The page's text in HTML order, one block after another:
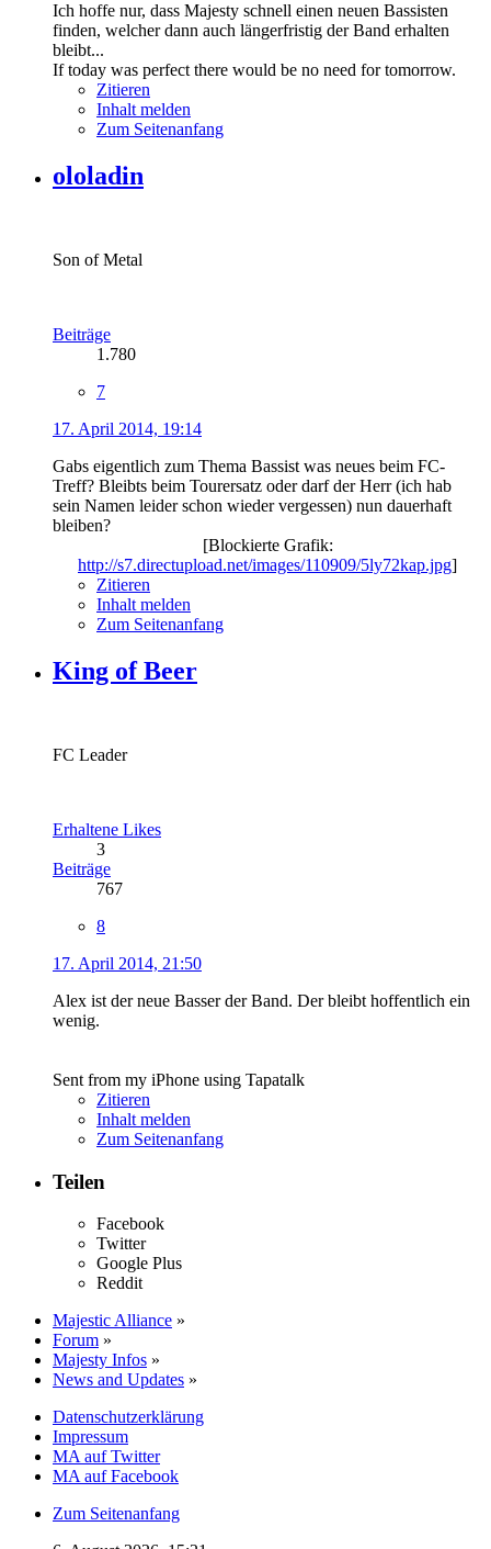
Ich hoffe nur, dass Majesty schnell einen neuen Bassisten
finden, welcher dann auch längerfristig der Band erhalten
bleibt...
If today was perfect there would be no need for tomorrow.
Zitieren
Inhalt melden
Zum Seitenanfang
ololadin
Son of Metal
Beiträge
1.780
7
17. April 2014, 19:14
Gabs eigentlich zum Thema Bassist was neues beim FC-
Treff? Bleibts beim Tourersatz oder darf der Herr (ich hab
sein Namen leider schon wieder vergessen) nun dauerhaft
bleiben?
[Blockierte Grafik:
http://s7.directupload.net/images/110909/5ly72kap.jpg]
Zitieren
Inhalt melden
Zum Seitenanfang
King of Beer
FC Leader
Erhaltene Likes
3
Beiträge
767
8
17. April 2014, 21:50
Alex ist der neue Basser der Band. Der bleibt hoffentlich ein
wenig.
Sent from my iPhone using Tapatalk
Zitieren
Inhalt melden
Zum Seitenanfang
Teilen
Facebook
Twitter
Google Plus
Reddit
Majestic Alliance »
Forum »
Majesty Infos »
News and Updates »
Datenschutzerklärung
Impressum
MA auf Twitter
MA auf Facebook
Zum Seitenanfang